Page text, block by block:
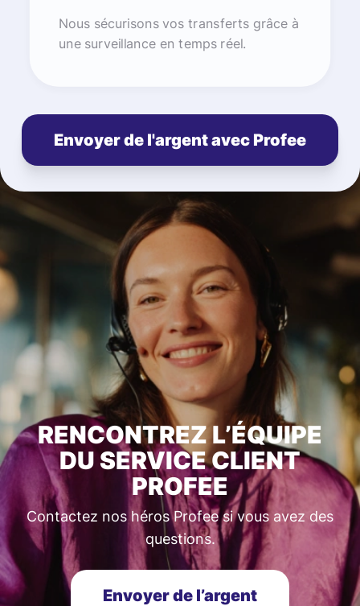
Nous sécurisons vos transferts grâce à
une surveillance en temps réel.
Envoyer de l'argent avec Profee
RENCONTREZ L’ÉQUIPE
DU SERVICE CLIENT
PROFEE
Contactez nos héros Profee si vous avez des
questions.
Envoyer de l’argent